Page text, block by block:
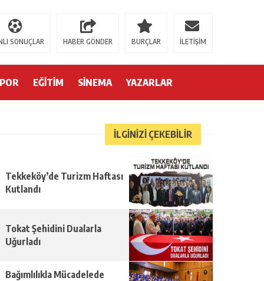
SONUÇLAR HABER GÖNDER BURÇLAR İLETİŞİM
EĞİTİM SİNEMA YAZARLAR
İLGİNİZİ ÇEKEBİLİR
Tekkeköy’de Turizm Haftası
Kutlandı
Tokat Şehidini Dualarla
Uğurladı
Bağımlılıkla Mücadelede